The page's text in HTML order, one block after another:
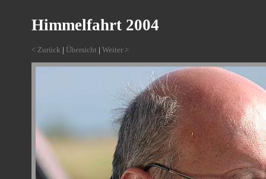
Himmelfahrt 2004
< Zurück | Übersicht |Weiter >